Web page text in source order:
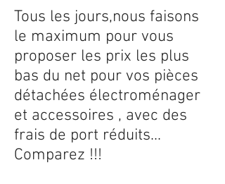
Tous les jours,nous faisons
le maximum pour vous
proposer les prix les plus
bas du net pour vos pièces
détachées électroménager
et accessoires , avec des
frais de port réduits...
Comparez !!!